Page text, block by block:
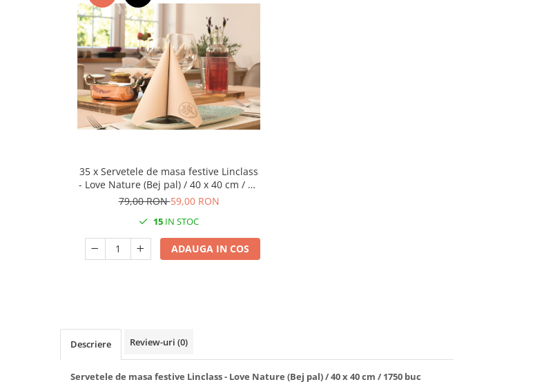
UNICE, Gama SPANLIN
PORT-TACAMURI
TRAVERSE DE MASA
AURIU, ARGINTIU & BRONZ
CAPACE, COASTERE & BAVETE
FUSTE MASA BUFET
SPA & WELLNESS
DECOR ALB & IVORY
DECOR VERDE
35 x Servetele de masa festive Linclass
- Love Nature (Bej pal) / 40 x 40 cm / 50
buc
79,00 RON59,00 RON
15 IN STOC
ADAUGA IN COS
Descriere Review-uri (0)
Servetele de masa festive Linclass - Love Nature (Bej pal) / 40 x 40 cm / 1750 buc